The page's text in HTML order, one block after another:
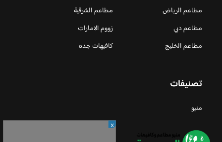
مطاعم الرياض
مطاعم الشرقية
مطاعم دبي
زووم الامارات
مطاعم الخليج
كافيهات جده
تصنيفات
منيو
X